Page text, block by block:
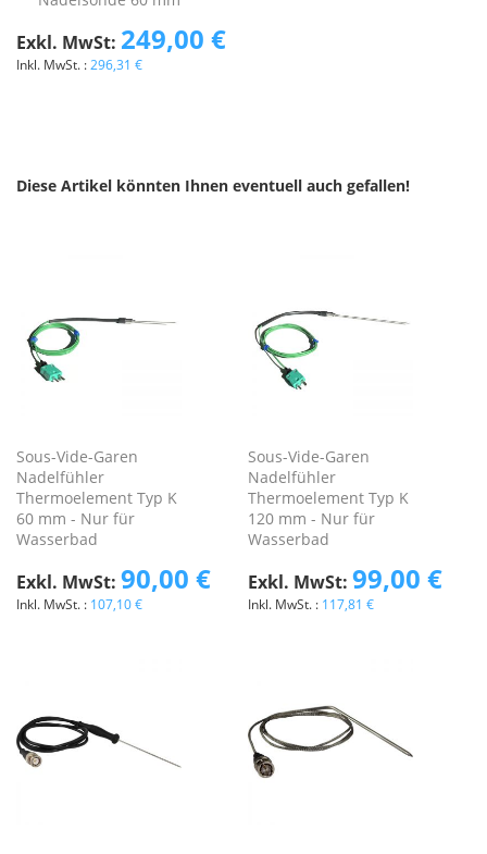
296,31 €
249,00 €
Diese Artikel könnten Ihnen eventuell auch gefallen!
Sous-Vide-Garen
Nadelfühler
Thermoelement Typ K
60 mm - Nur für
Wasserbad
107,10 €
90,00 €
Sous-Vide-Garen
Nadelfühler
Thermoelement Typ K
120 mm - Nur für
Wasserbad
117,81 €
99,00 €